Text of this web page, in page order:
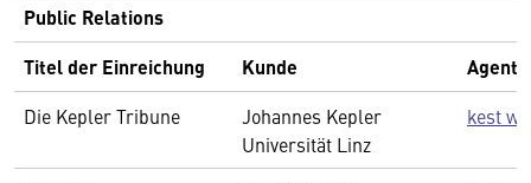
Public Relations
Titel der Einreichung
Kunde
Die Kepler Tribune
Johannes Kepler
Universität Linz
kest